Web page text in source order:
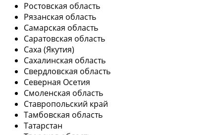
Ростовская область
Рязанская область
Самарская область
Саратовская область
Саха (Якутия)
Сахалинская область
Свердловская область
Северная Осетия
Смоленская область
Ставропольский край
Тамбовская область
Татарстан